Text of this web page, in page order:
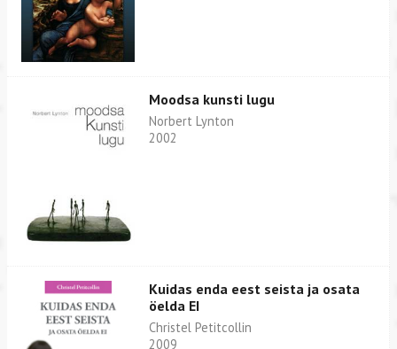
Moodsa kunsti lugu
Norbert Lynton
2002
Kuidas enda eest seista ja osata
öelda EI
Christel Petitcollin
2009